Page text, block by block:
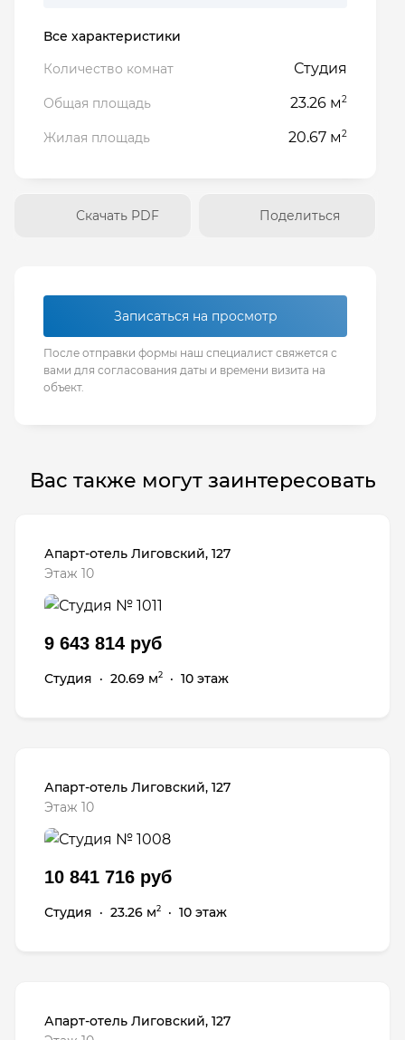
Все характеристики
Количество комнат
Студия
Общая площадь 23.26 м2
Жилая площадь 20.67 м2
Скачать PDF Поделиться
Записаться на просмотр
После отправки формы наш специалист свяжется с
вами для согласования даты и времени визита на
объект.
Вас также могут заинтересовать
Апарт-отель Лиговский, 127
Этаж 10
9 643 814 руб
Студия · 20.69 м2 · 10 этаж
Апарт-отель Лиговский, 127
Этаж 10
10 841 716 руб
Студия · 23.26 м2 · 10 этаж
Апарт-отель Лиговский, 127